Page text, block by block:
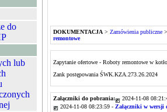
do
lub
DOKUMENTACJA > Zamówienia publiczne >
remontowe
Zapytanie ofertowe - Roboty remontowe w
Zank postępowania ŚWK.KZA.273.26.2024
Załączniki do pobrania: 2024-11-08
2024-11-08 08:23:59 - Załączniki w wersji